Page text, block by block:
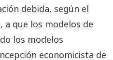
debida, según el
a que los modelos de
los modelos
economicista de